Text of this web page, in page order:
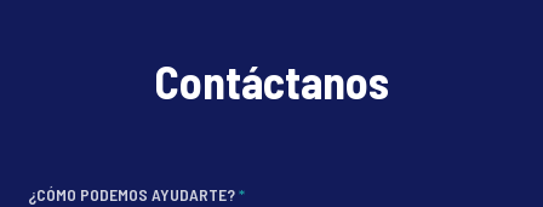
Contáctanos
¿CÓMO PODEMOS AYUDARTE?*